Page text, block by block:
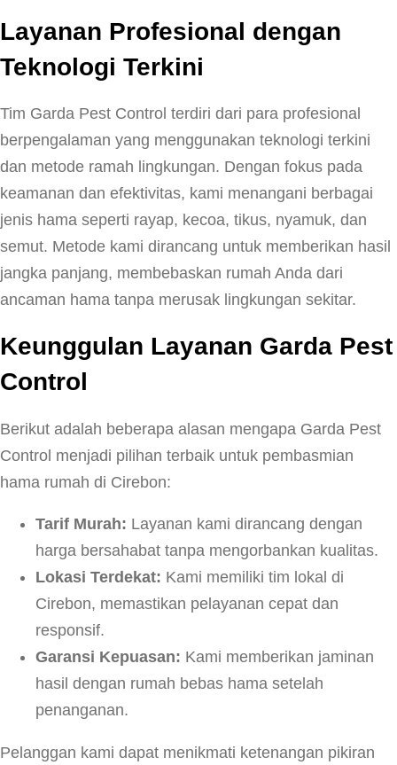
Layanan Profesional dengan
Teknologi Terkini
Tim Garda Pest Control terdiri dari para profesional
berpengalaman yang menggunakan teknologi terkini
dan metode ramah lingkungan. Dengan fokus pada
keamanan dan efektivitas, kami menangani berbagai
jenis hama seperti rayap, kecoa, tikus, nyamuk, dan
semut. Metode kami dirancang untuk memberikan hasil
jangka panjang, membebaskan rumah Anda dari
ancaman hama tanpa merusak lingkungan sekitar.
Keunggulan Layanan Garda Pest
Control
Berikut adalah beberapa alasan mengapa Garda Pest
Control menjadi pilihan terbaik untuk pembasmian
hama rumah di Cirebon:
Tarif Murah: Layanan kami dirancang dengan
harga bersahabat tanpa mengorbankan kualitas.
Lokasi Terdekat: Kami memiliki tim lokal di
Cirebon, memastikan pelayanan cepat dan
responsif.
Garansi Kepuasan: Kami memberikan jaminan
hasil dengan rumah bebas hama setelah
penanganan.
Pelanggan kami dapat menikmati ketenangan pikiran